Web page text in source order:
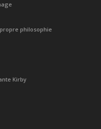
philosophie
Kirby